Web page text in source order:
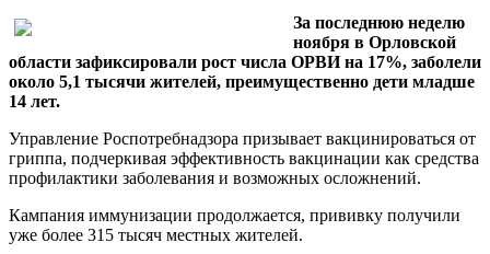
За последнюю неделю
ноября в Орловской
области зафиксировали рост числа ОРВИ на 17%, заболели
около 5,1 тысячи жителей, преимущественно дети младше
14 лет.
Управление Роспотребнадзора призывает вакцинироваться от
гриппа, подчеркивая эффективность вакцинации как средства
профилактики заболевания и возможных осложнений.
Кампания иммунизации продолжается, прививку получили
уже более 315 тысяч местных жителей.